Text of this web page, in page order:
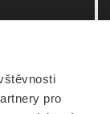
pro